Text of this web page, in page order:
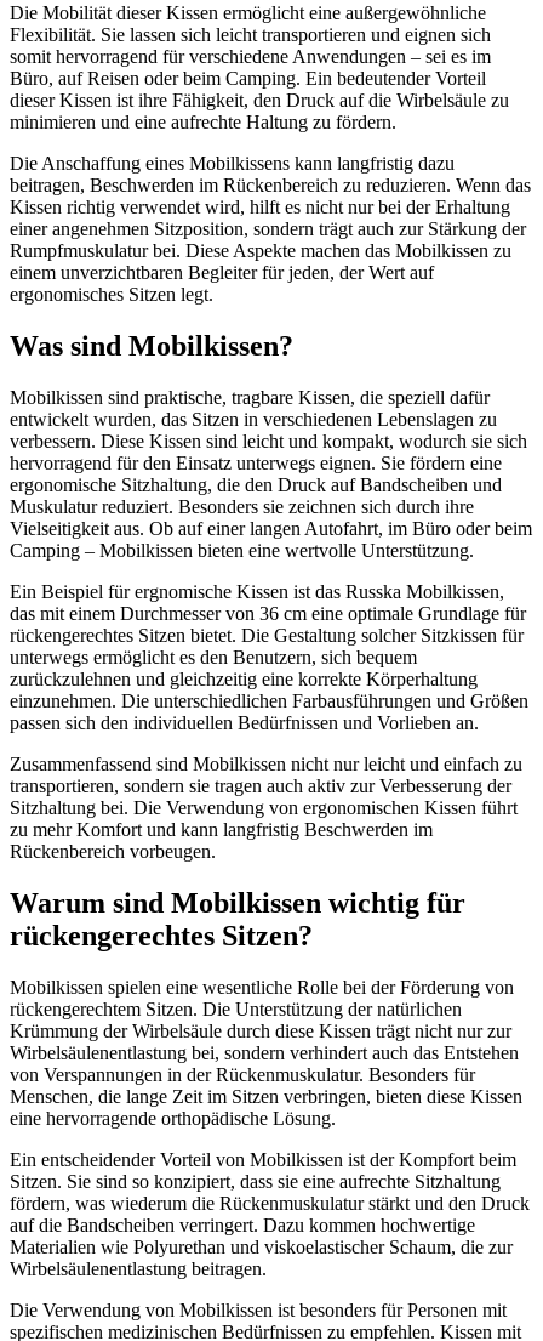
Die Mobilität dieser Kissen ermöglicht eine außergewöhnliche
Flexibilität. Sie lassen sich leicht transportieren und eignen sich
somit hervorragend für verschiedene Anwendungen – sei es im
Büro, auf Reisen oder beim Camping. Ein bedeutender Vorteil
dieser Kissen ist ihre Fähigkeit, den Druck auf die Wirbelsäule zu
minimieren und eine aufrechte Haltung zu fördern.
Die Anschaffung eines Mobilkissens kann langfristig dazu
beitragen, Beschwerden im Rückenbereich zu reduzieren. Wenn das
Kissen richtig verwendet wird, hilft es nicht nur bei der Erhaltung
einer angenehmen Sitzposition, sondern trägt auch zur Stärkung der
Rumpfmuskulatur bei. Diese Aspekte machen das Mobilkissen zu
einem unverzichtbaren Begleiter für jeden, der Wert auf
ergonomisches Sitzen legt.
Was sind Mobilkissen?
Mobilkissen sind praktische, tragbare Kissen, die speziell dafür
entwickelt wurden, das Sitzen in verschiedenen Lebenslagen zu
verbessern. Diese Kissen sind leicht und kompakt, wodurch sie sich
hervorragend für den Einsatz unterwegs eignen. Sie fördern eine
ergonomische Sitzhaltung, die den Druck auf Bandscheiben und
Muskulatur reduziert. Besonders sie zeichnen sich durch ihre
Vielseitigkeit aus. Ob auf einer langen Autofahrt, im Büro oder beim
Camping – Mobilkissen bieten eine wertvolle Unterstützung.
Ein Beispiel für ergnomische Kissen ist das Russka Mobilkissen,
das mit einem Durchmesser von 36 cm eine optimale Grundlage für
rückengerechtes Sitzen bietet. Die Gestaltung solcher Sitzkissen für
unterwegs ermöglicht es den Benutzern, sich bequem
zurückzulehnen und gleichzeitig eine korrekte Körperhaltung
einzunehmen. Die unterschiedlichen Farbausführungen und Größen
passen sich den individuellen Bedürfnissen und Vorlieben an.
Zusammenfassend sind Mobilkissen nicht nur leicht und einfach zu
transportieren, sondern sie tragen auch aktiv zur Verbesserung der
Sitzhaltung bei. Die Verwendung von ergonomischen Kissen führt
zu mehr Komfort und kann langfristig Beschwerden im
Rückenbereich vorbeugen.
Warum sind Mobilkissen wichtig für
rückengerechtes Sitzen?
Mobilkissen spielen eine wesentliche Rolle bei der Förderung von
rückengerechtem Sitzen. Die Unterstützung der natürlichen
Krümmung der Wirbelsäule durch diese Kissen trägt nicht nur zur
Wirbelsäulenentlastung bei, sondern verhindert auch das Entstehen
von Verspannungen in der Rückenmuskulatur. Besonders für
Menschen, die lange Zeit im Sitzen verbringen, bieten diese Kissen
eine hervorragende orthopädische Lösung.
Ein entscheidender Vorteil von Mobilkissen ist der Kompfort beim
Sitzen. Sie sind so konzipiert, dass sie eine aufrechte Sitzhaltung
fördern, was wiederum die Rückenmuskulatur stärkt und den Druck
auf die Bandscheiben verringert. Dazu kommen hochwertige
Materialien wie Polyurethan und viskoelastischer Schaum, die zur
Wirbelsäulenentlastung beitragen.
Die Verwendung von Mobilkissen ist besonders für Personen mit
spezifischen medizinischen Bedürfnissen zu empfehlen. Kissen mit